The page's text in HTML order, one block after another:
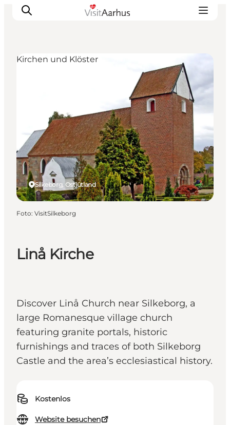
Städte und Regionen
Reiseplanung
Transport
Linå Kirche
Discover Linå Church near Silkeborg, a
large Romanesque village church
featuring granite portals, historic
furnishings and traces of both Silkeborg
Castle and the area’s ecclesiastical history.
Kostenlos
Website besuchen
Silkeborg, Ostjütland
Kirchen und Klöster
Foto: VisitSilkeborg